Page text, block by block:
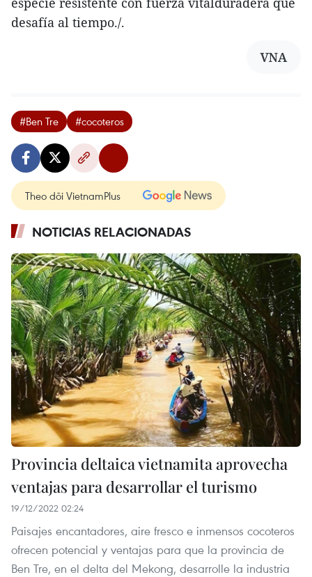
desafía al tiempo./.
VNA
#Ben Tre #cocoteros
Theo dõi VietnamPlus
NOTICIAS RELACIONADAS
Provincia deltaica vietnamita aprovecha
ventajas para desarrollar el turismo
19/12/2022 02:24
Paisajes encantadores, aire fresco e inmensos cocoteros
ofrecen potencial y ventajas para que la provincia de
Ben Tre, en el delta del Mekong, desarrolle la industria